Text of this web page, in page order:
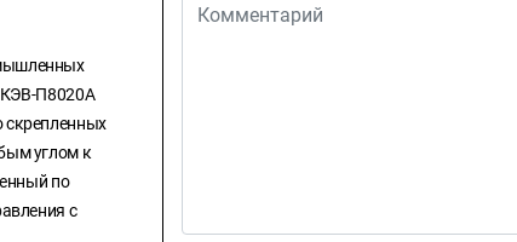
КЭВ-П8020A
скрепленных
углом к
по
с